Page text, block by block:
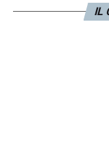
IL